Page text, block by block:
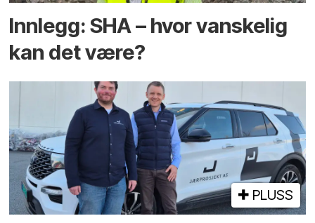
Innlegg: SHA – hvor vanskelig
kan det være?
PLUSS